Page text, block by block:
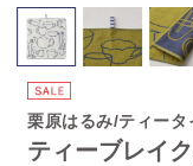
ティーブレイ
栗原はるみ/ティー